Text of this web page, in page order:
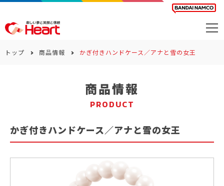
サステナビリティ
トップ 商品情報 かぎ付きハンドケース／アナと雪の女王
商品情報
PRODUCT
かぎ付きハンドケース／アナと雪の女王